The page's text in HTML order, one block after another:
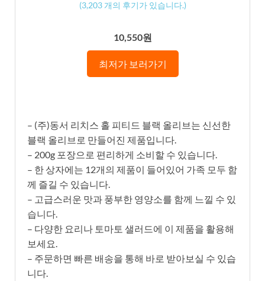
(3,203개의 후기가 있습니다.)
10,550원
최저가 보러가기
– (주)동서 리치스 홀 피티드 블랙 올리브는 신선한
블랙 올리브로 만들어진 제품입니다.
– 200g 포장으로 편리하게 소비할 수 있습니다.
– 한 상자에는 12개의 제품이 들어있어 가족 모두 함
께 즐길 수 있습니다.
– 고급스러운 맛과 풍부한 영양소를 함께 느낄 수 있
습니다.
– 다양한 요리나 토마토 샐러드에 이 제품을 활용해
보세요.
– 주문하면 빠른 배송을 통해 바로 받아보실 수 있습
니다.